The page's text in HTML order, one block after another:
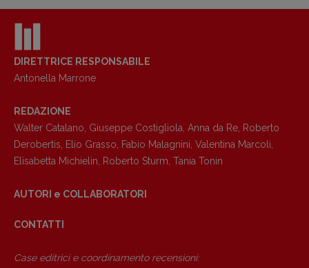
DIRETTRICE RESPONSABILE
Antonella Marrone
REDAZIONE
Walter Catalano Giuseppe Costigliola Anna da Re Roberto
Derobertis
Elio Grasso Fabio Malagnini Valentina Marcoli
Elisabetta Michielin
Roberto Sturm Tania Tonin
AUTORI e COLLABORATORI
CONTATTI
Case editrici e coordinamento recensioni: